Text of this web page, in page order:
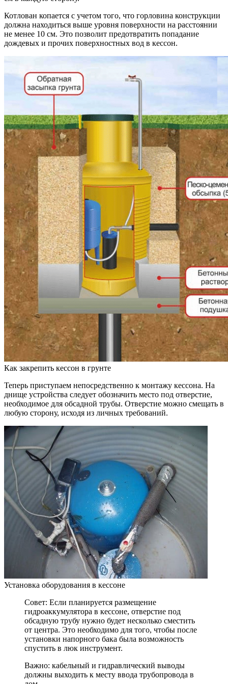
Котлован копается с учетом того, что горловина конструкции
должна находиться выше уровня поверхности на расстоянии
не менее 10 см. Это позволит предотвратить попадание
дождевых и прочих поверхностных вод в кессон.
Как закрепить кессон в грунте
Теперь приступаем непосредственно к монтажу кессона. На
днище устройства следует обозначить место под отверстие,
необходимое для обсадной трубы. Отверстие можно смещать в
любую сторону, исходя из личных требований.
Установка оборудования в кессоне
Совет: Если планируется размещение
гидроаккумулятора в кессоне, отверстие под
обсадную трубу нужно будет несколько сместить
от центра. Это необходимо для того, чтобы после
установки напорного бака была возможность
спустить в люк инструмент.
Важно: кабельный и гидравлический выводы
должны выходить к месту ввода трубопровода в